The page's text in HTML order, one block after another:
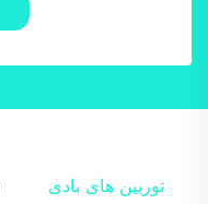
توربین های بادی